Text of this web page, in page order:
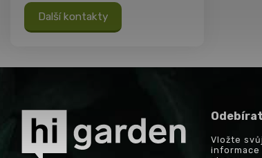
Další kontakty
Vložte
informace